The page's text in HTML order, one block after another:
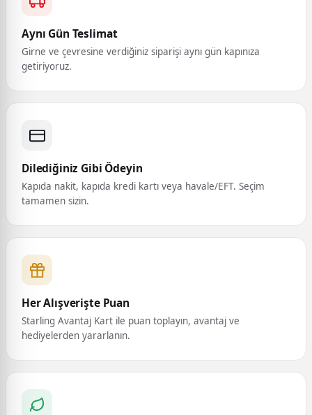
Aynı Gün Teslimat
Girne ve çevresine verdiğiniz siparişi aynı gün kapınıza
getiriyoruz.
Dilediğiniz Gibi Ödeyin
Kapıda nakit, kapıda kredi kartı veya havale/EFT. Seçim
tamamen sizin.
Her Alışverişte Puan
Starling Avantaj Kart ile puan toplayın, avantaj ve
hediyelerden yararlanın.